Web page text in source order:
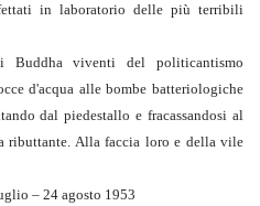
in laboratorio delle più terribili
viventi del politicantismo
d'acqua alle bombe batteriologiche
dal piedestallo e fracassandosi al
ributtante. Alla faccia loro e della vile
– 24 agosto 1953